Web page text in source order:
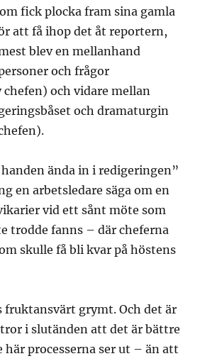
fick plocka fram sina gamla
att få ihop det åt reportern,
blev en mellanhand
och frågor
chefen) och vidare mellan
och dramaturgin
ända in i redigeringen”
en arbetsledare säga om en
vid ett sånt möte som
trodde fanns – där cheferna
skulle få bli kvar på höstens
fruktansvärt grymt. Och det är
i slutänden att det är bättre
här processerna ser ut – än att